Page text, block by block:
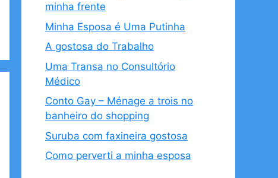
minha frente
Minha Esposa é Uma Putinha
A gostosa do Trabalho
Uma Transa no Consultório
Médico
Conto Gay – Ménage a trois no
banheiro do shopping
Suruba com faxineira gostosa
Como perverti a minha esposa